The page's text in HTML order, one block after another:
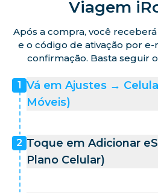
Indonésia
Macau
Viagem
Após a compra, você
e o código de ativação por
confirmação. Basta seguir
1 Vá em Ajustes →
Móveis)
2 Toque em Adicionar
Plano Celular)